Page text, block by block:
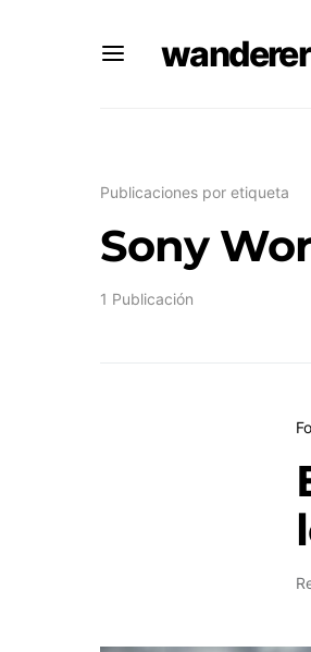
wanderer
Publicaciones por etiqueta
Sony
1 Publicación